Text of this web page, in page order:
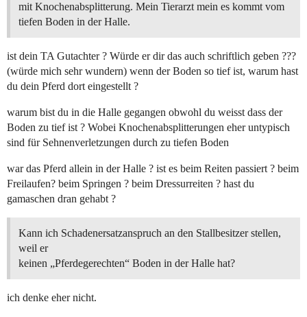
mit Knochenabsplitterung. Mein Tierarzt mein es kommt vom
tiefen Boden in der Halle.
ist dein TA Gutachter ? Würde er dir das auch schriftlich geben ???
(würde mich sehr wundern) wenn der Boden so tief ist, warum hast
du dein Pferd dort eingestellt ?
warum bist du in die Halle gegangen obwohl du weisst dass der
Boden zu tief ist ? Wobei Knochenabsplitterungen eher untypisch
sind für Sehnenverletzungen durch zu tiefen Boden
war das Pferd allein in der Halle ? ist es beim Reiten passiert ? beim
Freilaufen? beim Springen ? beim Dressurreiten ? hast du
gamaschen dran gehabt ?
Kann ich Schadenersatzanspruch an den Stallbesitzer stellen,
weil er
keinen „Pferdegerechten“ Boden in der Halle hat?
ich denke eher nicht.